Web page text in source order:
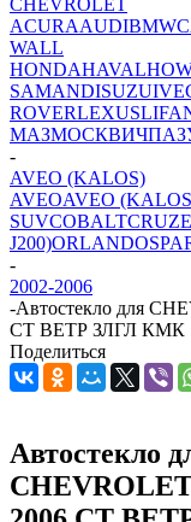
CHEVROLET
ACURAAUDIBMW
WALL
HONDAHAVAL
SAMANDISUZU
ROVERLEXUS
МАЗМОСКВИЧПАЗ
-
AVEO (KALOS)
AVEOAVEO
SUVCOBALTCRUZE
J200)ORLANDO
-
2002-2006
-Автостекло для
СТ ВЕТР ЗЛГЛ КМК
Поделиться
Автостекло